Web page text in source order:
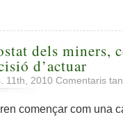
dels miners,
d’actuar
11th, 2010 Comentaris
començar com una